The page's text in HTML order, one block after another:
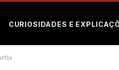
CURIOSIDADES E